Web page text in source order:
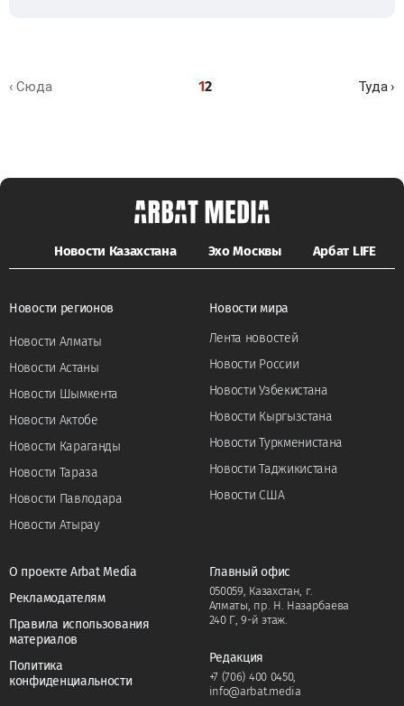
‹ Сюда 12 Туда ›
Новости Казахстана Эхо Москвы Арбат LIFE
Новости регионов
Новости Алматы
Новости Астаны
Новости Шымкента
Новости Актобе
Новости Караганды
Новости Тараза
Новости Павлодара
Новости Атырау
Новости мира
Лента новостей
Новости России
Новости Узбекистана
Новости Кыргызстана
Новости Туркменистана
Новости Таджикистана
Новости США
О проекте Arbat Media
Рекламодателям
Правила использования
материалов
Политика
конфиденциальности
Главный офис
050059, Казахстан, г.
Алматы, пр. Н. Назарбаева
240 Г, 9-й этаж.
Редакция
+7 (706) 400 0450,
info@arbat.media